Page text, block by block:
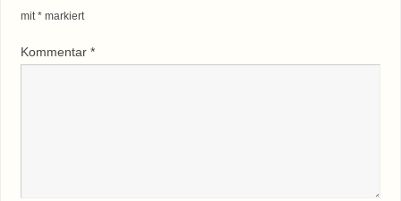
mit*markiert
Kommentar *